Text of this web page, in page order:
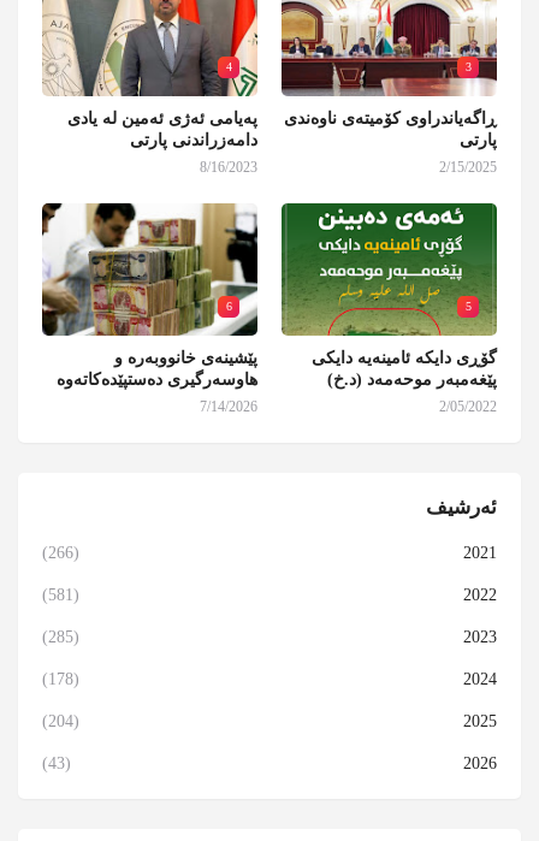
3
ڕاگەیاندراوی کۆمیتەی ناوەندی
پارتی
2/15/2025
4
پەیامی ئەژی ئەمین لە یادی
دامەزراندنی پارتی
8/16/2023
5
گۆڕی دایکە ئامینەیە دایکی
پێغەمبەر موحەمەد (د.خ)
2/05/2022
6
پێشینەی خانووبەرە و
هاوسەرگیری دەستپێدەکاتەوە
7/14/2026
ئەرشیف
2021
(266)
2022
(581)
2023
(285)
2024
(178)
2025
(204)
2026
(43)